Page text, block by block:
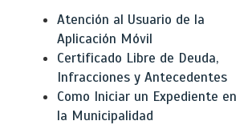
Atención al Usuario de la
Aplicación Móvil
Certificado Libre de Deuda,
Infracciones y Antecedentes
Como Iniciar un Expediente en
la Municipalidad